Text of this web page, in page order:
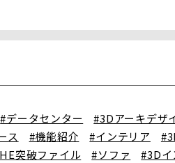
#データセンター #3Dアーキデザ
ス #機能紹介 #インテリア
突破ファイル #ソファ
#3Dイ